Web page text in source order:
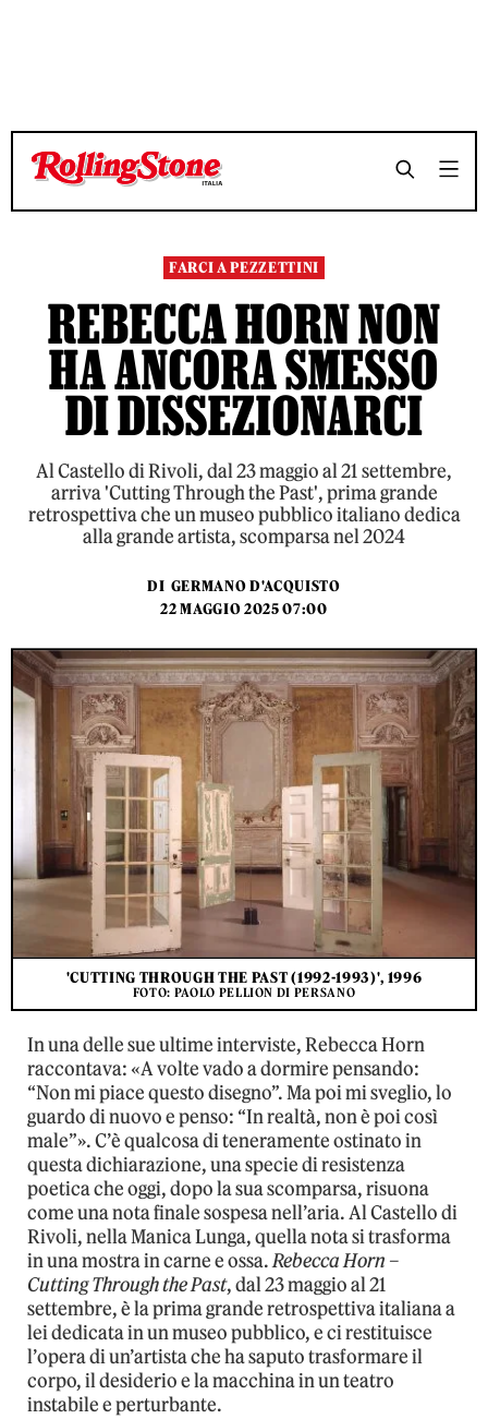
TEMPO DI LETTURA 6 MINUTI SHARE
TEMPO DI LETTURA 6 MINUTI SHARE
FARCI A PEZZETTINI
REBECCA HORN NON
HA ANCORA SMESSO
DI DISSEZIONARCI
Al Castello di Rivoli, dal 23 maggio al 21 settembre,
arriva 'Cutting Through the Past', prima grande
retrospettiva che un museo pubblico italiano dedica
alla grande artista, scomparsa nel 2024
DI GERMANO D'ACQUISTO
22 MAGGIO 2025 07:00
'CUTTING THROUGH THE PAST (1992-1993)', 1996
FOTO: PAOLO PELLION DI PERSANO
In una delle sue ultime interviste, Rebecca Horn
raccontava: «A volte vado a dormire pensando:
“Non mi piace questo disegno”. Ma poi mi sveglio, lo
guardo di nuovo e penso: “In realtà, non è poi così
male”». C’è qualcosa di teneramente ostinato in
questa dichiarazione, una specie di resistenza
poetica che oggi, dopo la sua scomparsa, risuona
come una nota finale sospesa nell’aria. Al Castello di
Rivoli, nella Manica Lunga, quella nota si trasforma
in una mostra in carne e ossa.Rebecca Horn –
Cutting Through the Past, dal 23 maggio al 21
settembre, è la prima grande retrospettiva italiana a
lei dedicata in un museo pubblico, e ci restituisce
l’opera di un’artista che ha saputo trasformare il
corpo, il desiderio e la macchina in un teatro
instabile e perturbante.